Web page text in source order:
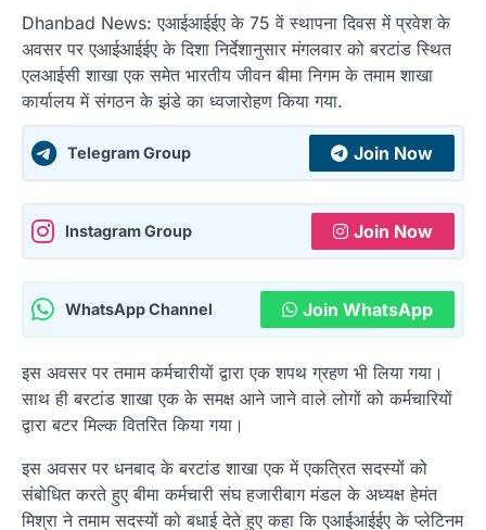
Dhanbad News: एआईआईईए के 75 वें स्थापना दिवस में प्रवेश के
अवसर पर एआईआईईए के दिशा निर्देशानुसार मंगलवार को बरटांड स्थित
एलआईसी शाखा एक समेत भारतीय जीवन बीमा निगम के तमाम शाखा
कार्यालय में संगठन के झंडे का ध्वजारोहण किया गया.
Telegram Group Join Now
Instagram Group Join Now
WhatsApp Channel Join WhatsApp
इस अवसर पर तमाम कर्मचारीयों द्वारा एक शपथ ग्रहण भी लिया गया।
साथ ही बरटांड शाखा एक के समक्ष आने जाने वाले लोगों को कर्मचारियों
द्वारा बटर मिल्क वितरित किया गया।
इस अवसर पर धनबाद के बरटांड शाखा एक में एकत्रित सदस्यों को
संबोधित करते हुए बीमा कर्मचारी संघ हजारीबाग मंडल के अध्यक्ष हेमंत
मिश्रा ने तमाम सदस्यों को बधाई देते हुए कहा कि एआईआईईए के प्लेटिनम